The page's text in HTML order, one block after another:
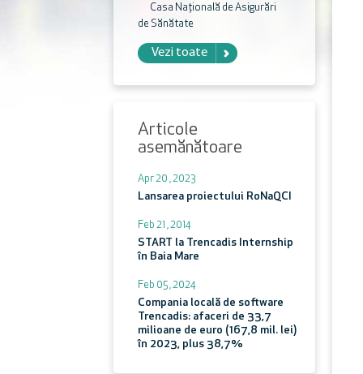
Casa Națională de Asigurări
de Sănătate
Vezi toate
Articole
asemănătoare
Apr 20 , 2023
Lansarea proiectului RoNaQCI
Feb 21 , 2014
START la Trencadis Internship
în Baia Mare
Feb 05 , 2024
Compania locală de software
Trencadis: afaceri de 33,7
milioane de euro (167,8 mil. lei)
în 2023, plus 38,7%